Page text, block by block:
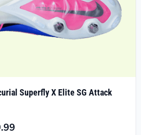
Superfly X Elite SG Attack